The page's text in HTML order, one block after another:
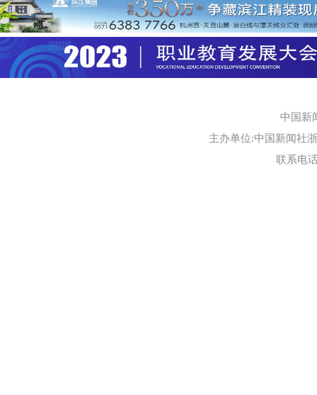
中国新
主办单位:中国新闻社
联系电